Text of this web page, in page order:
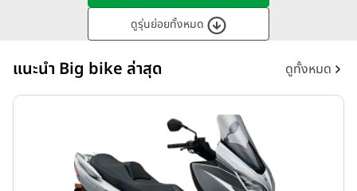
ดูรุ่นย่อยทั้งหมด
แนะนำ Big bike ล่าสุด ดูทั้งหมด